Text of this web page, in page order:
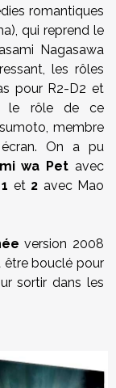
romantiques
qui reprend le
Nagasawa
les rôles
pour R2-D2 et
le rôle de ce
membre
On a pu
wa Pet avec
et 2 avec Mao
version 2008
bouclé pour
sortir dans les